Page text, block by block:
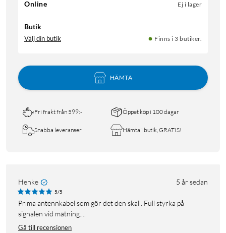
Online Ej i lager
Butik
Välj din butik Finns i 3 butiker.
HÄMTA
Fri frakt från 599:- Öppet köp i 100 dagar
Snabba leveranser Hämta i butik, GRATIS!
Henke 5 år sedan
5/5
Prima antennkabel som gör det den skall. Full styrka på
signalen vid mätning....
Gå till recensionen